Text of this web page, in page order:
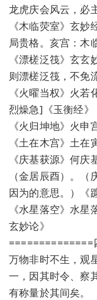
龙虎庆会风云，必
《木临荧室》玄
局贵格。亥宫：木
《漂槎泛筏》玄
则漂槎泛筏，不免
《火曜当权》火
烈燥急]《玉衡经》
《火归坤地》火申
《土在木宫》土在
《庆基获源》何
（金居辰酉）。
因为的意思。）《
《水星落空》水
玄妙论》
万物非时不生，观
一，因其时令、察
有称量於其间矣。